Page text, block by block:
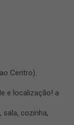
Centro).
e localização! a
sala, cozinha,